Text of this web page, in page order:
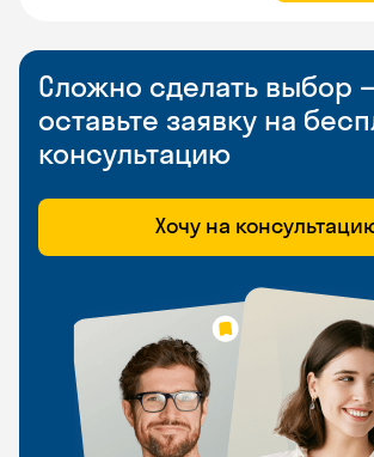
Сложно сделать выбор
оставьте заявку на
консультацию
Хочу на